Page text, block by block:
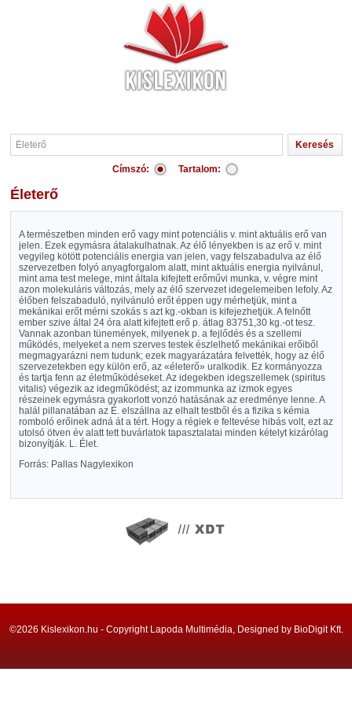
Címszó: Tartalom:
Életerő
A természetben minden erő vagy mint potenciális v. mint aktuális erő van
jelen. Ezek egymásra átalakulhatnak. Az élő lényekben is az erő v. mint
vegyileg kötött potenciális energia van jelen, vagy felszabadulva az élő
szervezetben folyó anyagforgalom alatt, mint aktuális energia nyilvánul,
mint ama test melege, mint általa kifejtett erőművi munka, v. végre mint
azon molekuláris változás, mely az élő szervezet idegelemeiben lefoly. Az
élőben felszabaduló, nyilvánuló erőt éppen ugy mérhetjük, mint a
mekánikai erőt mérni szokás s azt kg.-okban is kifejezhetjük. A felnőtt
ember szive által 24 óra alatt kifejtett erő p. átlag 83751,30 kg.-ot tesz.
Vannak azonban tünemények, milyenek p. a fejlődés és a szellemi
működés, melyeket a nem szerves testek észlelhető mekánikai erőiből
megmagyarázni nem tudunk; ezek magyarázatára felvették, hogy az élő
szervezetekben egy külön erő, az «életerő» uralkodik. Ez kormányozza
és tartja fenn az életműködéseket. Az idegekben idegszellemek (spiritus
vitalis) végezik az idegműködést; az izommunka az izmok egyes
részeinek egymásra gyakorlott vonzó hatásának az eredménye lenne. A
halál pillanatában az É. elszállna az elhalt testből és a fizika s kémia
romboló erőinek adná át a tért. Hogy a régiek e feltevése hibás volt, ezt az
utolsó ötven év alatt tett buvárlatok tapasztalatai minden kételyt kizárólag
bizonyítják. L. Élet.
Forrás: Pallas Nagylexikon
©2026 Kislexikon.hu - Copyright Lapoda Multimédia, Designed by BioDigit Kft.